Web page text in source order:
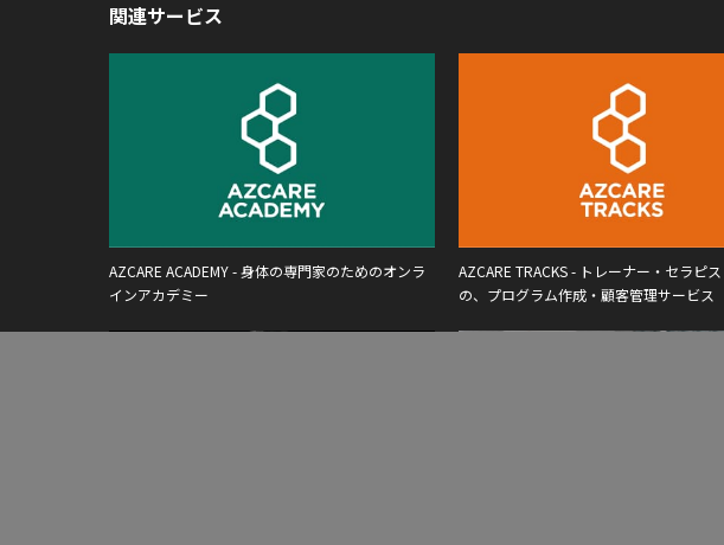
関連サービス
AZCARE ACADEMY - 身体の専門家のためのオンラ
インアカデミー
AZCARE TRACKS - トレーナー・セラピ
の、プログラム作成・顧客管理サービス